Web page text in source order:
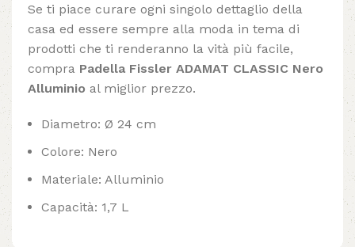
Se ti piace curare ogni singolo dettaglio della
casa ed essere sempre alla moda in tema di
prodotti che ti renderanno la vità più facile,
compra Padella Fissler ADAMAT CLASSIC Nero
Alluminio al miglior prezzo.
Diametro: Ø 24 cm
Colore: Nero
Materiale: Alluminio
Capacità: 1,7 L